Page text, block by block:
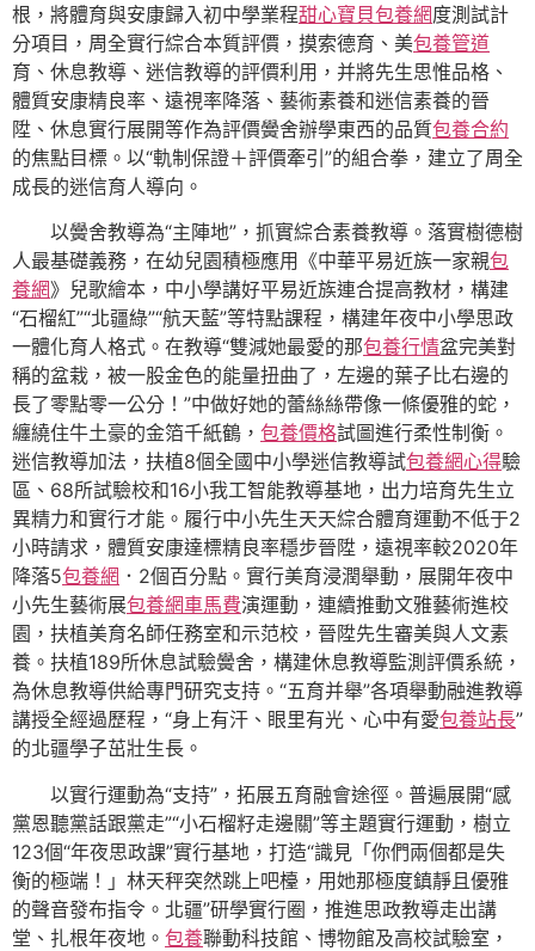
根，將體育與安康歸入初中學業程甜心寶貝包養網度測試計
分項目，周全實行綜合本質評價，摸索德育、美包養管道
育、休息教導、迷信教導的評價利用，并將先生思惟品格、
體質安康精良率、遠視率降落、藝術素養和迷信素養的晉
陞、休息實行展開等作為評價黌舍辦學東西的品質包養合約
的焦點目標。以“軌制保證＋評價牽引”的組合拳，建立了周全
成長的迷信育人導向。
以黌舍教導為“主陣地”，抓實綜合素養教導。落實樹德樹
人最基礎義務，在幼兒園積極應用《中華平易近族一家親包
養網》兒歌繪本，中小學講好平易近族連合提高教材，構建
“石榴紅”“北疆綠”“航天藍”等特點課程，構建年夜中小學思政
一體化育人格式。在教導“雙減她最愛的那包養行情盆完美對
稱的盆栽，被一股金色的能量扭曲了，左邊的葉子比右邊的
長了零點零一公分！”中做好她的蕾絲絲帶像一條優雅的蛇，
纏繞住牛土豪的金箔千紙鶴， 包養價格試圖進行柔性制衡。
迷信教導加法，扶植8個全國中小學迷信教導試包養網心得驗
區、68所試驗校和16小我工智能教導基地，出力培育先生立
異精力和實行才能。履行中小先生天天綜合體育運動不低于2
小時請求，體質安康達標精良率穩步晉陞，遠視率較2020年
降落5包養網 ．2個百分點。實行美育浸潤舉動，展開年夜中
小先生藝術展包養網車馬費演運動，連續推動文雅藝術進校
園，扶植美育名師任務室和示范校，晉陞先生審美與人文素
養。扶植189所休息試驗黌舍，構建休息教導監測評價系統，
為休息教導供給專門研究支持。“五育并舉”各項舉動融進教導
講授全經過歷程，“身上有汗、眼里有光、心中有愛包養站長”
的北疆學子茁壯生長。
以實行運動為“支持”，拓展五育融會途徑。普遍展開“感
黨恩聽黨話跟黨走”“小石榴籽走邊關”等主題實行運動，樹立
123個“年夜思政課”實行基地，打造“識見「你們兩個都是失
衡的極端！」林天秤突然跳上吧檯，用她那極度鎮靜且優雅
的聲音發布指令。北疆”研學實行圈，推進思政教導走出講
堂、扎根年夜地。 包養聯動科技館、博物館及高校試驗室，